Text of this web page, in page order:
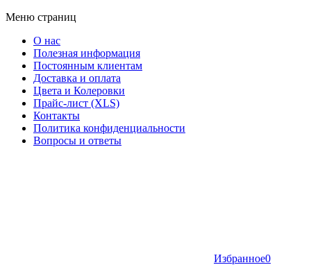
Меню страниц
О нас
Полезная информация
Постоянным клиентам
Доставка и оплата
Цвета и Колеровки
Прайс-лист (XLS)
Контакты
Политика конфиденциальности
Вопросы и ответы
Избранное0